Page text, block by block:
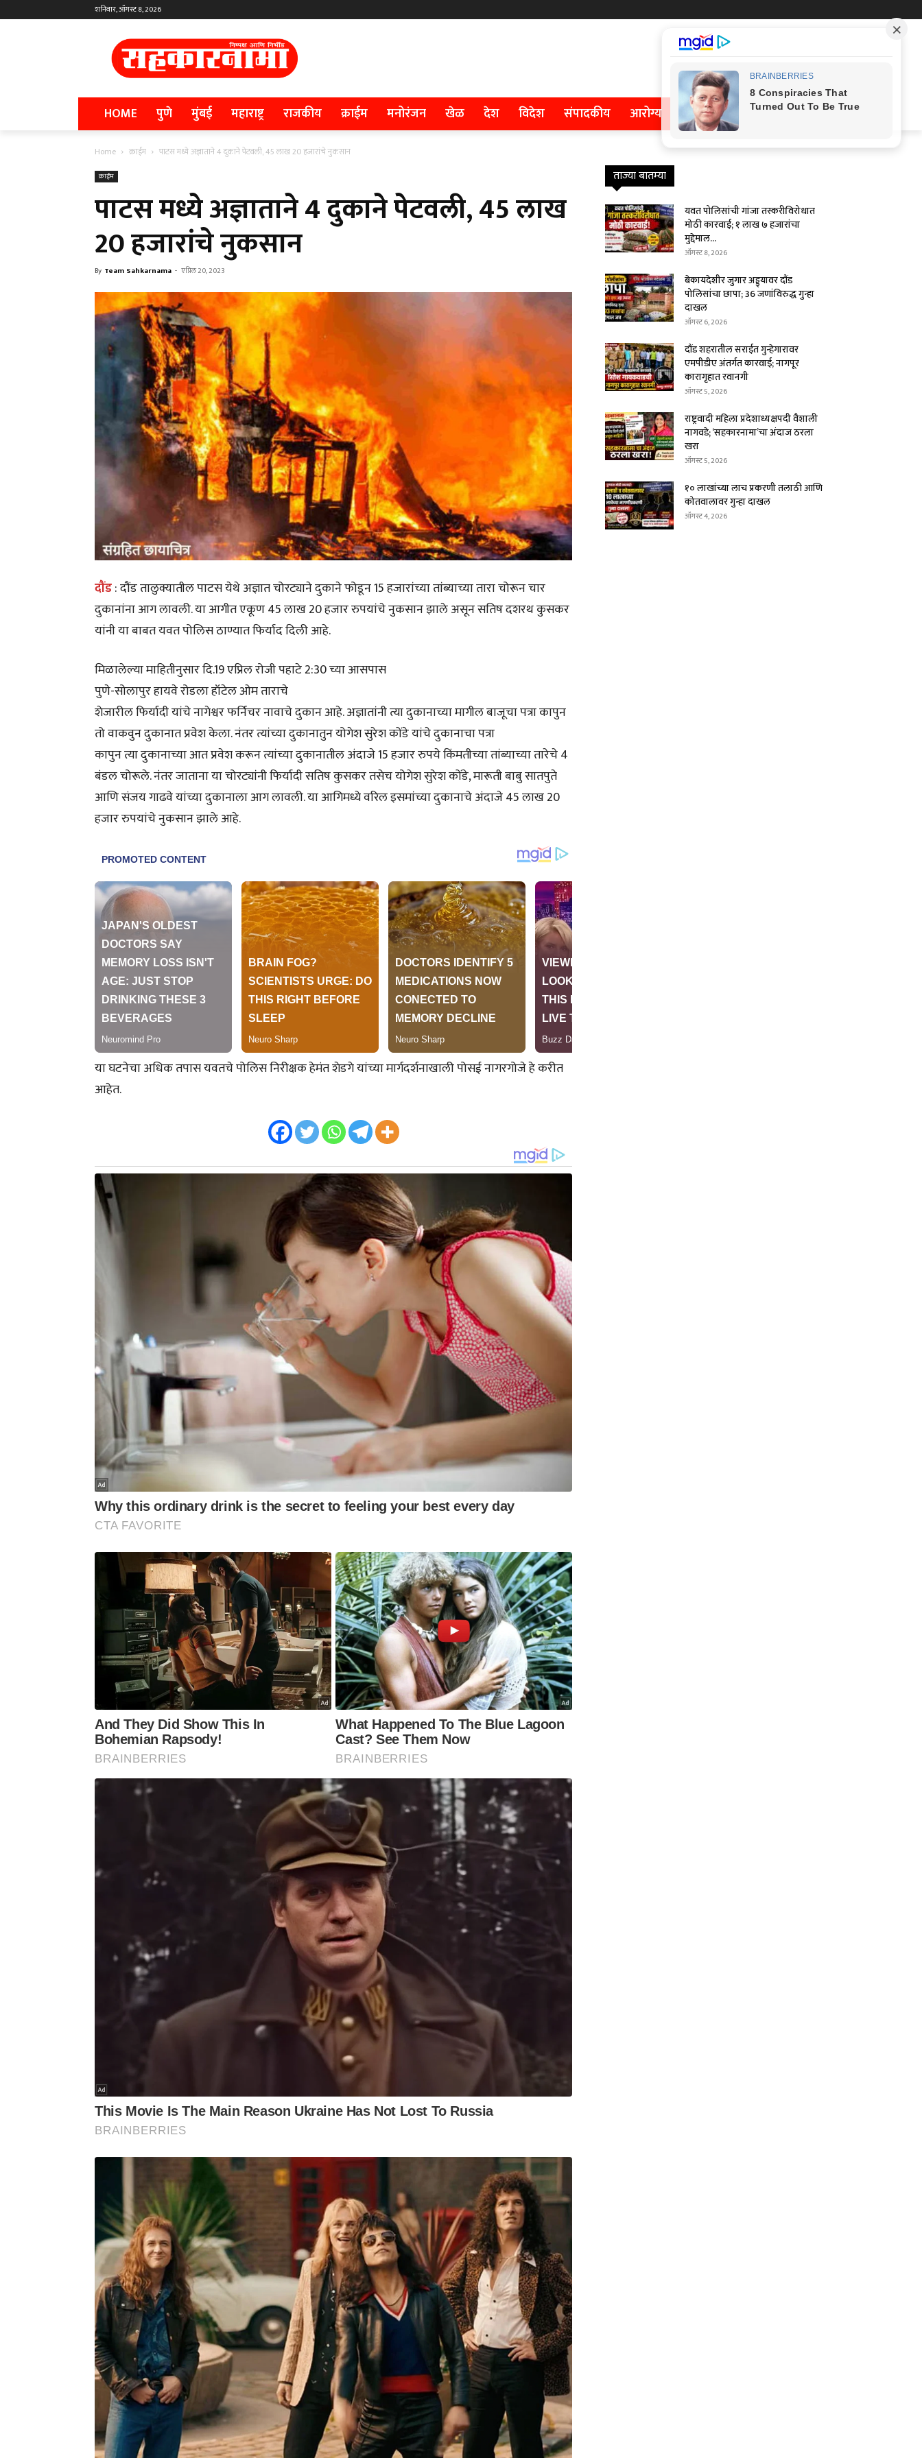
शनिवार, ऑगस्ट 8, 2026
HOME पुणे मुंबई महाराष्ट्र राजकीय क्राईम मनोरंजन खेळ देश विदेश संपादकीय आरोग्य
Home क्राईम पाटस मध्ये अज्ञाताने 4 दुकाने पेटवली, 45 लाख 20 हजारांचे नुकसान
क्राईम
पाटस मध्ये अज्ञाताने 4 दुकाने पेटवली, 45 लाख
20 हजारांचे नुकसान
By Team Sahkarnama - एप्रिल 20, 2023
दौंड: दौंड तालुक्यातील पाटस येथे अज्ञात चोरट्याने दुकाने फोडून 15 हजारांच्या तांब्याच्या तारा चोरून चार
दुकानांना आग लावली. या आगीत एकूण 45 लाख 20 हजार रुपयांचे नुकसान झाले असून सतिष दशरथ कुसकर
यांनी या बाबत यवत पोलिस ठाण्यात फिर्याद दिली आहे.
मिळालेल्या माहितीनुसार दि.19 एप्रिल रोजी पहाटे 2:30 च्या आसपास
पुणे-सोलापुर हायवे रोडला हॉटेल ओम ताराचे
शेजारील फिर्यादी यांचे नागेश्वर फर्निचर नावाचे दुकान आहे. अज्ञातांनी त्या दुकानाच्या मागील बाजूचा पत्रा कापुन
तो वाकवुन दुकानात प्रवेश केला. नंतर त्यांच्या दुकानातुन योगेश सुरेश कोंडे यांचे दुकानाचा पत्रा
कापुन त्या दुकानाच्या आत प्रवेश करून त्यांच्या दुकानातील अंदाजे 15 हजार रुपये किंमतीच्या तांब्याच्या तारेचे 4
बंडल चोरूले. नंतर जाताना या चोरट्यांनी फिर्यादी सतिष कुसकर तसेच योगेश सुरेश कोंडे, मारूती बाबु सातपुते
आणि संजय गाढवे यांच्या दुकानाला आग लावली. या आगिमध्ये वरिल इसमांच्या दुकानाचे अंदाजे 45 लाख 20
हजार रुपयांचे नुकसान झाले आहे.
या घटनेचा अधिक तपास यवतचे पोलिस निरीक्षक हेमंत शेडगे यांच्या मार्गदर्शनाखाली पोसई नागरगोजे हे करीत
आहेत.
ताज्या बातम्या
यवत पोलिसांची गांजा तस्करीविरोधात
मोठी कारवाई; १ लाख ७ हजारांचा
मुद्देमाल...
ऑगस्ट 8, 2026
बेकायदेशीर जुगार अड्ड्यावर दौंड
पोलिसांचा छापा; 36 जणांविरुद्ध गुन्हा
दाखल
ऑगस्ट 6, 2026
दौंड शहरातील सराईत गुन्हेगारावर
एमपीडीए अंतर्गत कारवाई; नागपूर
कारागृहात रवानगी
ऑगस्ट 5, 2026
राष्ट्रवादी महिला प्रदेशाध्यक्षपदी वैशाली
नागवडे; ‘सहकारनामा’चा अंदाज ठरला
खरा
ऑगस्ट 5, 2026
१० लाखांच्या लाच प्रकरणी तलाठी आणि
कोतवालावर गुन्हा दाखल
ऑगस्ट 4, 2026